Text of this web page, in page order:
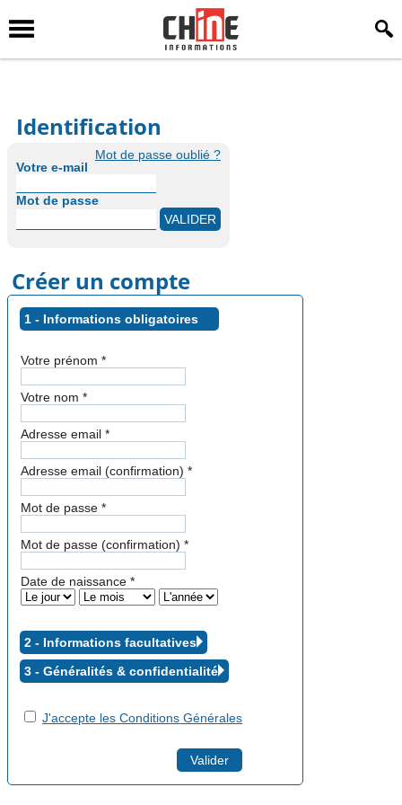
Identification
Mot de passe oublié ?
Votre e-mail
Mot de passe
Créer un compte
1 - Informations obligatoires
Votre prénom *
Votre nom *
Adresse email *
Adresse email (confirmation) *
Mot de passe *
Mot de passe (confirmation) *
Date de naissance *
2 - Informations facultatives
3 - Généralités & confidentialité
J'accepte les Conditions Générales